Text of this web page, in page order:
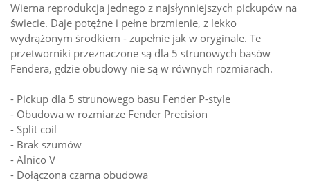
Wierna reprodukcja jednego z najsłynniejszych pickupów na
świecie. Daje potężne i pełne brzmienie, z lekko
wydrążonym środkiem - zupełnie jak w oryginale. Te
przetworniki przeznaczone są dla 5 strunowych basów
Fendera, gdzie obudowy nie są w równych rozmiarach.
- Pickup dla 5 strunowego basu Fender P-style
- Obudowa w rozmiarze Fender Precision
- Split coil
- Brak szumów
- Alnico V
- Dołączona czarna obudowa